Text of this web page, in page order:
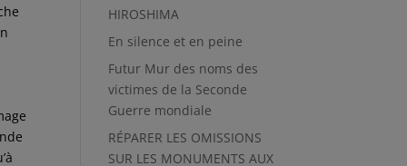
HIROSHIMA
En silence et en peine
Futur Mur des noms des
victimes de la Seconde
Guerre mondiale
RÉPARER LES OMISSIONS
SUR LES MONUMENTS AUX